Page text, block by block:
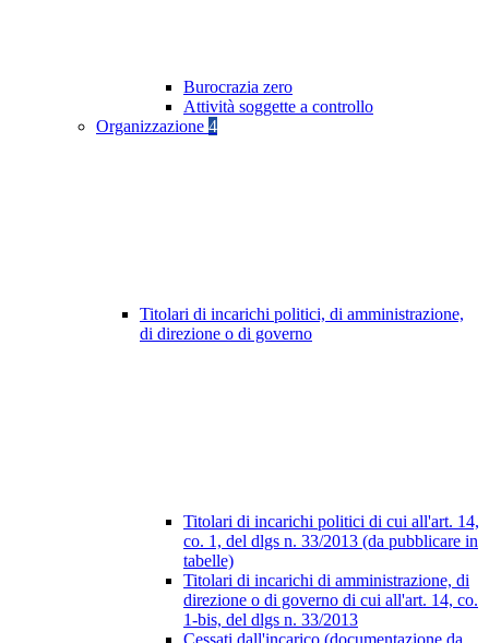
Burocrazia zero
Attività soggette a controllo
Organizzazione 4
Titolari di incarichi politici, di amministrazione,
di direzione o di governo
Titolari di incarichi politici di cui all'art. 14,
co. 1, del dlgs n. 33/2013 (da pubblicare in
tabelle)
Titolari di incarichi di amministrazione, di
direzione o di governo di cui all'art. 14, co.
1-bis, del dlgs n. 33/2013